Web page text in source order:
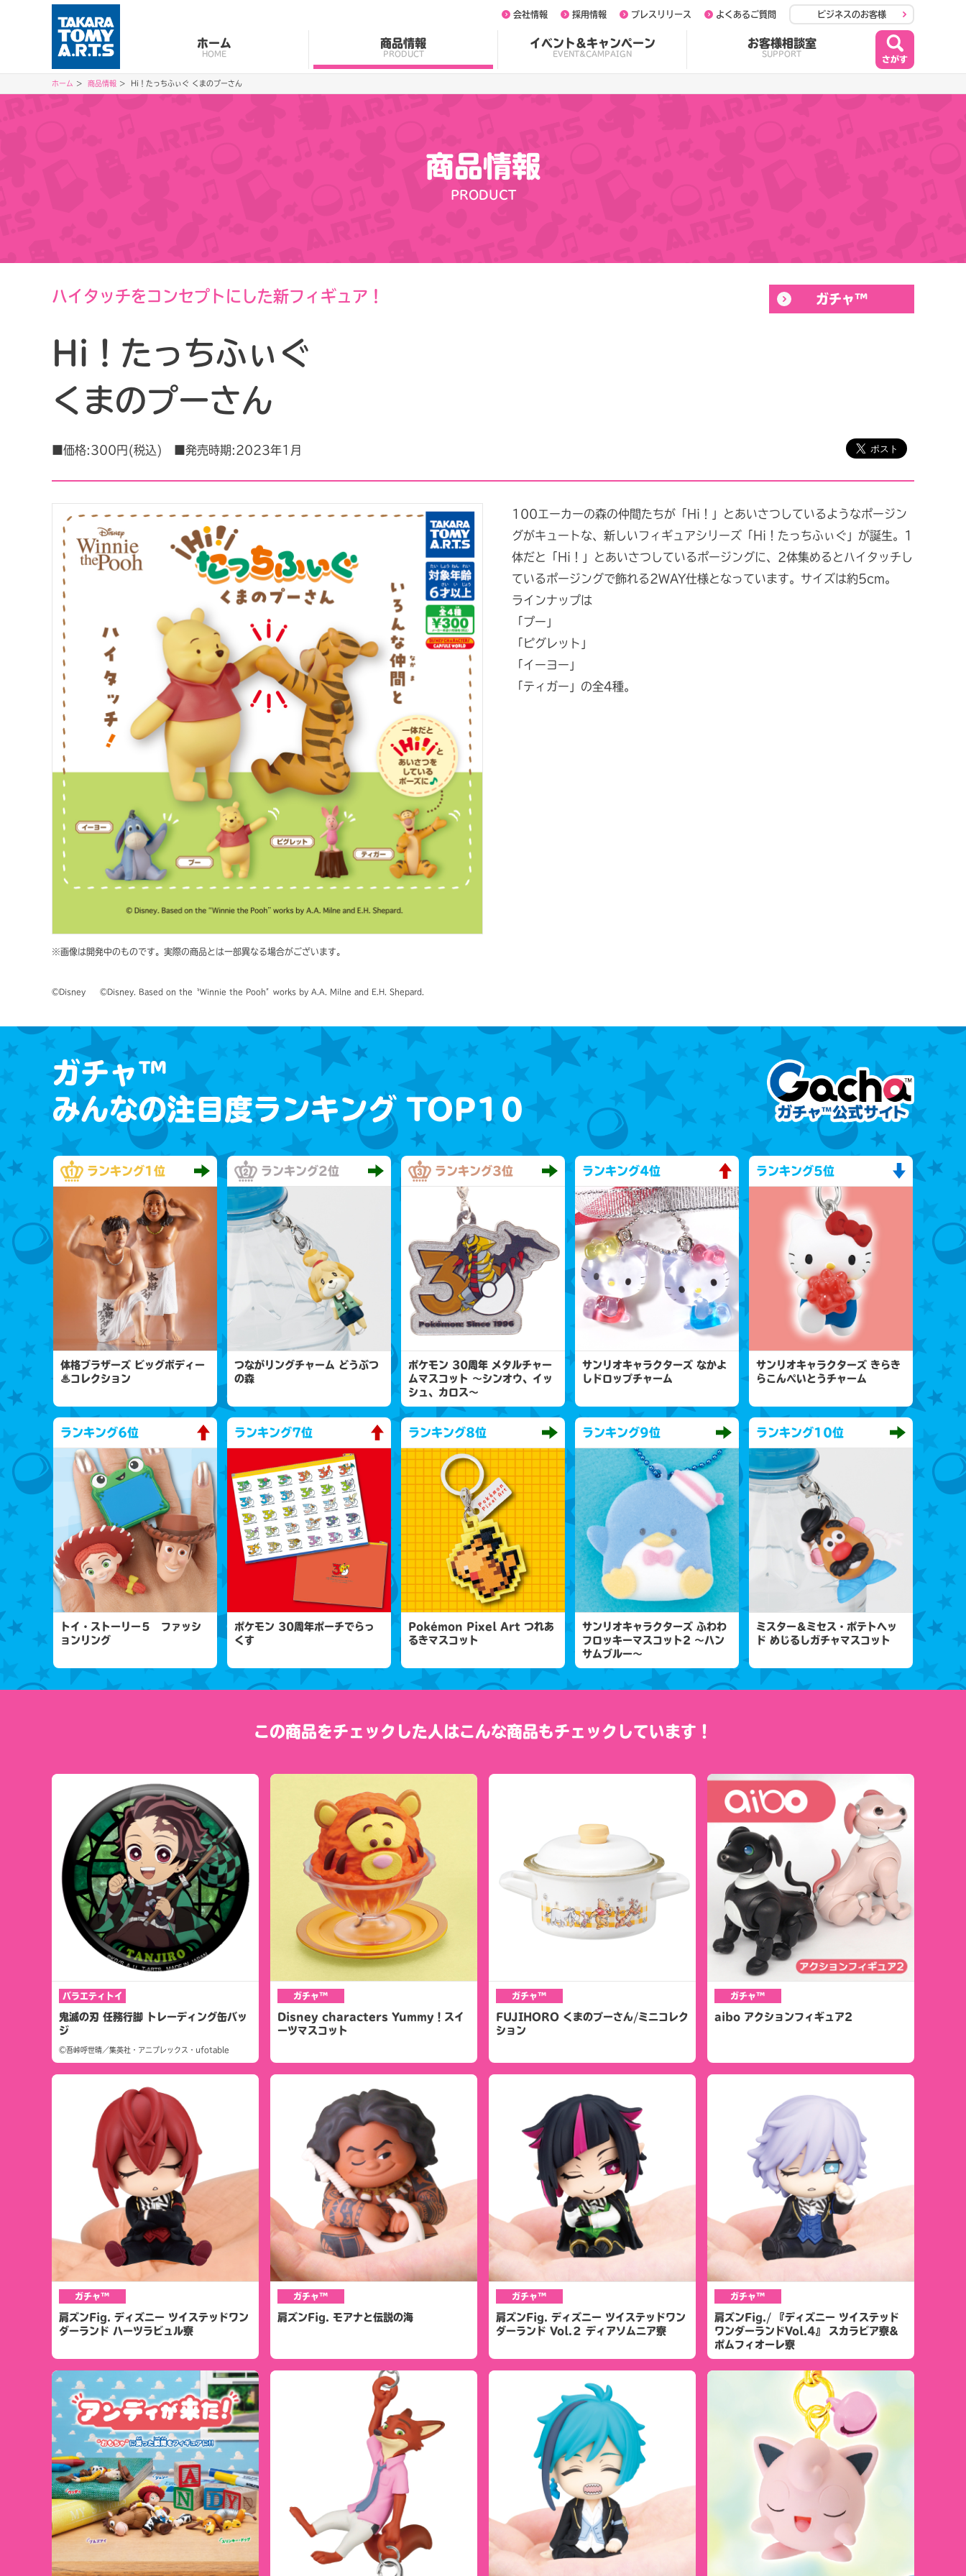
ホーム
HOME
商品情報
PRODUCT
イベント&キャンペーン
EVENT&CAMPAIGN
お客様相談室
SUPPORT
会社情報 採用情報 プレスリリース よくあるご質問 ビジネスのお客様
ホーム 商品情報 Hi！たっちふぃぐ くまのプーさん
商品情報
PRODUCT
ガチャ™
ハイタッチをコンセプトにした新フィギュア！
Hi！たっちふぃぐ
くまのプーさん
■価格:300円(税込) ■発売時期:2023年1月
※画像は開発中のものです。実際の商品とは一部異なる場合がございます。
100エーカーの森の仲間たちが「Hi！」とあいさつしているようなポージン
グがキュートな、新しいフィギュアシリーズ「Hi！たっちふぃぐ」が誕生。1
体だと「Hi！」とあいさつしているポージングに、2体集めるとハイタッチし
ているポージングで飾れる2WAY仕様となっています。サイズは約5cm。
ラインナップは
「プー」
「ピグレット」
「イーヨー」
「ティガー」の全4種。
©Disney　　©Disney. Based on the〝Winnie the Pooh″works by A.A. Milne and E.H. Shepard.
ガチャ™
みんなの注目度ランキングTOP10
ランキング1位
体格ブラザーズ ビッグボディー
♨コレクション
ランキング2位
つながリングチャーム どうぶつ
の森
ランキング3位
ポケモン 30周年 メタルチャー
ムマスコット 〜シンオウ、イッ
シュ、カロス〜
ランキング4位
サンリオキャラクターズ なかよ
しドロップチャーム
ランキング5位
サンリオキャラクターズ きらき
らこんぺいとうチャーム
ランキング6位
トイ・ストーリー５ ファッシ
ョンリング
ランキング7位
ポケモン 30周年ポーチでらっ
くす
ランキング8位
Pokémon Pixel Art つれあ
るきマスコット
ランキング9位
サンリオキャラクターズ ふわわ
フロッキーマスコット2 ～ハン
サムブルー～
ランキング10位
ミスター＆ミセス・ポテトヘッ
ド めじるしガチャマスコット
この商品をチェックした人はこんな商品もチェックしています！
バラエティトイ
鬼滅の刃 任務行脚 トレーディング缶バッ
ジ
©吾峠呼世晴／集英社・アニプレックス・ufotable
ガチャ™
Disney characters Yummy！スイ
ーツマスコット
ガチャ™
FUJIHORO くまのプーさん/ミニコレク
ション
ガチャ™
aibo アクションフィギュア2
ガチャ™
肩ズンFig. ディズニー ツイステッドワン
ダーランド ハーツラビュル寮
ガチャ™
肩ズンFig. モアナと伝説の海
ガチャ™
肩ズンFig. ディズニー ツイステッドワン
ダーランド Vol.２ ディアソムニア寮
ガチャ™
肩ズンFig./ 『ディズニー ツイステッド
ワンダーランドVol.4』 スカラビア寮&
ポムフィオーレ寮